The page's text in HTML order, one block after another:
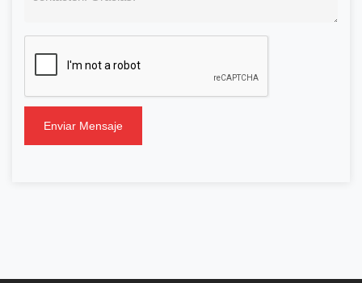
Enviar Mensaje